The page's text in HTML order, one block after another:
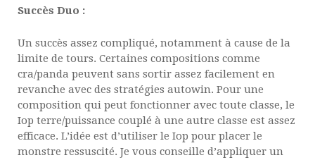
Succès Duo :
Un succès assez compliqué, notamment à cause de la
limite de tours. Certaines compositions comme
cra/panda peuvent sans sortir assez facilement en
revanche avec des stratégies autowin. Pour une
composition qui peut fonctionner avec toute classe, le
Iop terre/puissance couplé à une autre classe est assez
efficace. L’idée est d’utiliser le Iop pour placer le
monstre ressuscité. Je vous conseille d’appliquer un